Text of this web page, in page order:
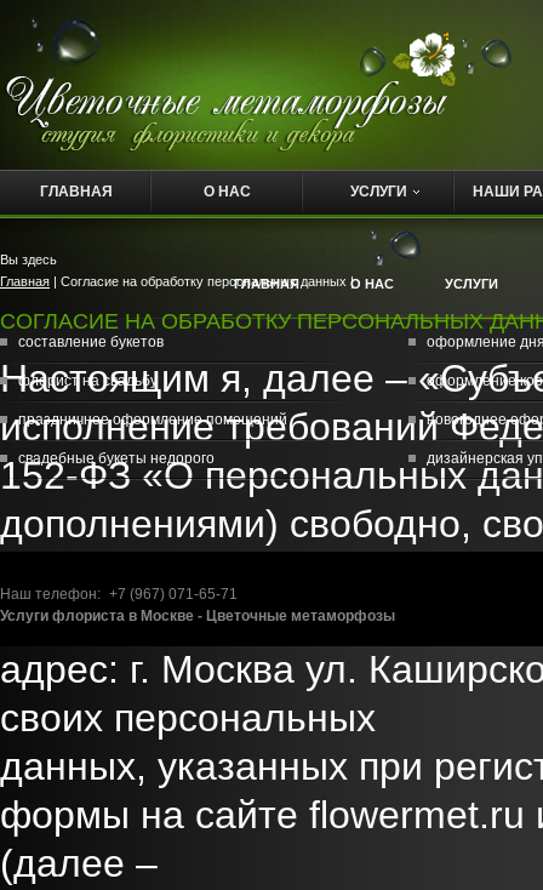
ГЛАВНАЯ О НАС УСЛУГИ НАШИ
Вы здесь
Главная | Согласие на обработку персональных данных |
СОГЛАСИЕ НА ОБРАБОТКУ ПЕРСОНАЛЬНЫХ
Настоящим я, далее –
исполнение требований
152-ФЗ «О персональных
дополнениями) свободно,
согласие ИП Коротина
адрес: г. Москва ул.
своих персональных
данных, указанных при
формы на сайте flowermet.ru
(далее –
ГЛАВНАЯ О НАС УСЛУГИ
составление букетов
флорист на свадьбу
праздничное оформление помещений
свадебные букеты недорого
оформление
оформление
новогоднее
дизайнерская
Наш телефон: +7 (967) 071-65-71
Услуги флориста в Москве - Цветочные метаморфозы